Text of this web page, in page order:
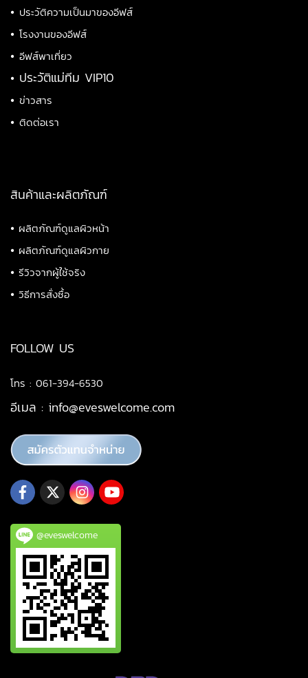
• ประวัติความเป็นมาของอีฟส์
• โรงงานของอีฟส์
• อีฟส์พาเที่ยว
• ประวัติแม่ทีม VIP10
• ข่าวสาร
• ติดต่อเรา
สินค้าและผลิตภัณฑ์
• ผลิตภัณฑ์ดูแลผิวหน้า
• ผลิตภัณฑ์ดูแลผิวกาย
• รีวิวจากผู้ใช้จริง
• วิธีการสั่งซื้อ
FOLLOW US
โทร : 061-394-6530
อีเมล : info@eveswelcome.com
@eveswelcome